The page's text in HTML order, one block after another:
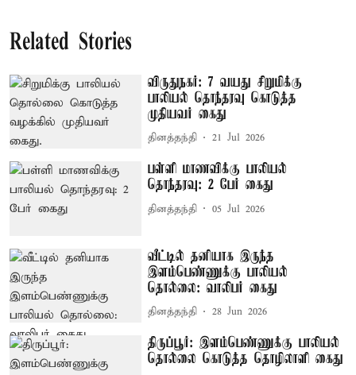
Related Stories
விருதுநகர்: 7 வயது சிறுமிக்கு
பாலியல் தொந்தரவு கொடுத்த
முதியவர் கைது
தினத்தந்தி 21 Jul 2026
பள்ளி மாணவிக்கு பாலியல்
தொந்தரவு: 2 பேர் கைது
தினத்தந்தி 05 Jul 2026
வீட்டில் தனியாக இருந்த
இளம்பெண்ணுக்கு பாலியல்
தொல்லை: வாலிபர் கைது
தினத்தந்தி 28 Jun 2026
திருப்பூர்: இளம்பெண்ணுக்கு பாலியல்
தொல்லை கொடுத்த தொழிலாளி கைது